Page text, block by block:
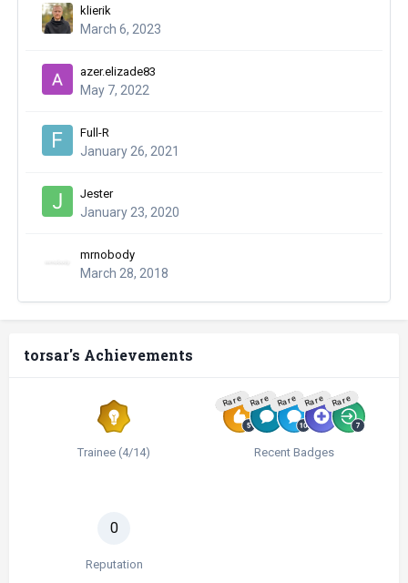
klierik
March 6, 2023
azer.elizade83
May 7, 2022
Full-R
January 26, 2021
Jester
January 23, 2020
mrnobody
March 28, 2018
torsar's Achievements
Trainee (4/14)
Rare Rare Rare Rare Rare
Recent Badges
0
Reputation